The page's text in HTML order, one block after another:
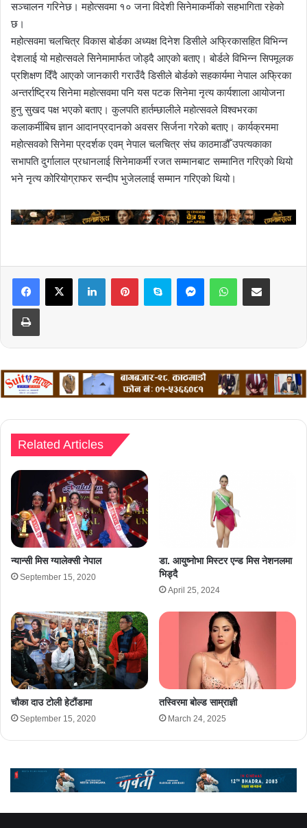
सञ्चालन गरिनेछ। महोत्सवमा १० जना विदेशी सिनेमाकर्मीको सहभागिता रहेको
छ।
महोत्सवमा चलचित्र विकास बोर्डका अध्यक्ष दिनेश डिसीले अफ्रिकासहित विभिन्न
देशलाई यो महोत्सवले सिनेमामार्फत जोड्दै आएको बताए। बोर्डले विभिन्न सिपमूलक
प्रशिक्षण दिँदै आएको जानकारी गराउँदै डिसीले बोर्डको सहकार्यमा नेपाल अफ्रिका
अन्तर्राष्ट्रिय सिनेमा महोत्सवमा पनि यस पटक सिनेमा नृत्य कार्यशाला आयोजना
हुनु सुखद पक्ष भएको बताए। कुलपति हार्तम्छालीले महोत्सवले विश्वभरका
कलाकर्मीबिच ज्ञान आदानप्रदानको अवसर सिर्जना गरेको बताए। कार्यक्रममा
महोत्सवको सिनेमा प्रदर्शक एवम् नेपाल चलचित्र संघ काठमाडौँ उपत्यकाका
सभापति दुर्गालाल प्रधानलाई सिनेमाकर्मी रजत सम्मानबाट सम्मानित गरिएको थियो
भने नृत्य कोरियोग्राफर सन्दीप भुजेललाई सम्मान गरिएको थियो।
LinkedInPinterestSkype MessengerWhatsAppShare via Email
Print
Related Articles
न्यान्सी मिस ग्यालेक्सी नेपाल
September 15, 2020
डा. आयुष्नोभा मिस्टर एन्ड मिस नेशनलमा
भिड्दै
April 25, 2024
चौका दाउ टोली हेटौंडामा
September 15, 2020
तस्विरमा बोल्ड साम्राज्ञी
March 24, 2025